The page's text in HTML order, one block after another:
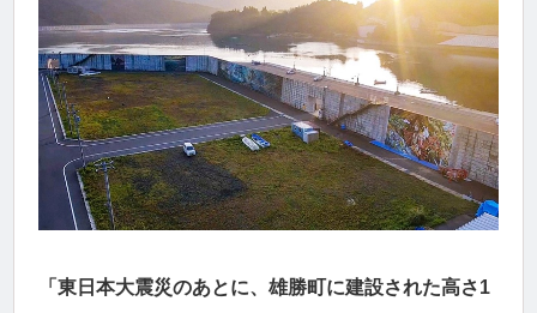
「東日本大震災のあとに、雄勝町に建設された高さ1